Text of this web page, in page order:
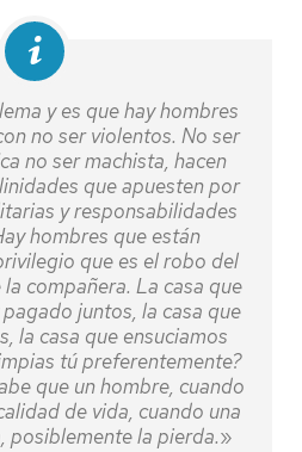
y es que hay hombres
no ser violentos. No ser
no ser machista, hacen
que apuesten por
y responsabilidades
hombres que están
que es el robo del
compañera. La casa que
juntos, la casa que
la casa que ensuciamos
tú preferentemente?
que un hombre, cuando
de vida, cuando una
posiblemente la pierda.»